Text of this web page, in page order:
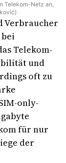
Telekom-Netz an,
Verbraucher
Telekom-
und
oft zu
only-
für nur
der